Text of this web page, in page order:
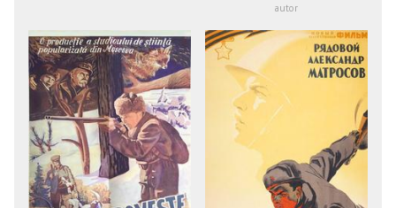
autor